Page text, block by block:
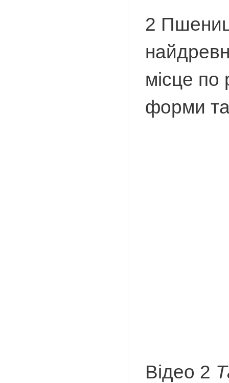
2
місце по
форми та
Відео 2